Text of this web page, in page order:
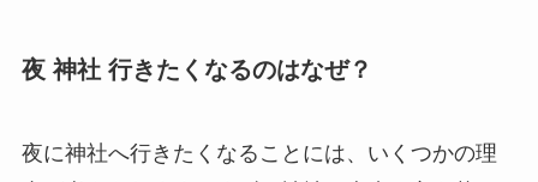
夜 神社 行きたくなるのはなぜ？
夜に神社へ行きたくなることには、いくつかの理